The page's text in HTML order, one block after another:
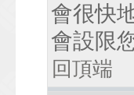
會很快
會設限
回頂端